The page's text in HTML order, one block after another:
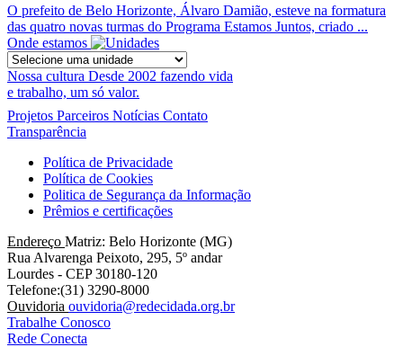
O prefeito de Belo Horizonte, Álvaro Damião, esteve na formatura
das quatro novas turmas do Programa Estamos Juntos, criado ...
Onde estamos
Nossa cultura Desde 2002 fazendo vida
e trabalho, um só valor.
Projetos Parceiros Notícias Contato
Transparência
Política de Privacidade
Política de Cookies
Politica de Segurança da Informação
Prêmios e certificações
Endereço Matriz: Belo Horizonte (MG)
Rua Alvarenga Peixoto, 295, 5º andar
Lourdes - CEP 30180-120
Telefone:(31) 3290-8000
Ouvidoria ouvidoria@redecidada.org.br
Trabalhe Conosco
Rede Conecta